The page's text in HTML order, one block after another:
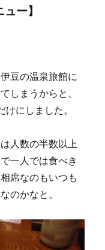
ー】
豆の温泉旅館に
しまうからと、
にしました。
人数の半数以上
一人では食べき
席なのもいつも
のかなと。